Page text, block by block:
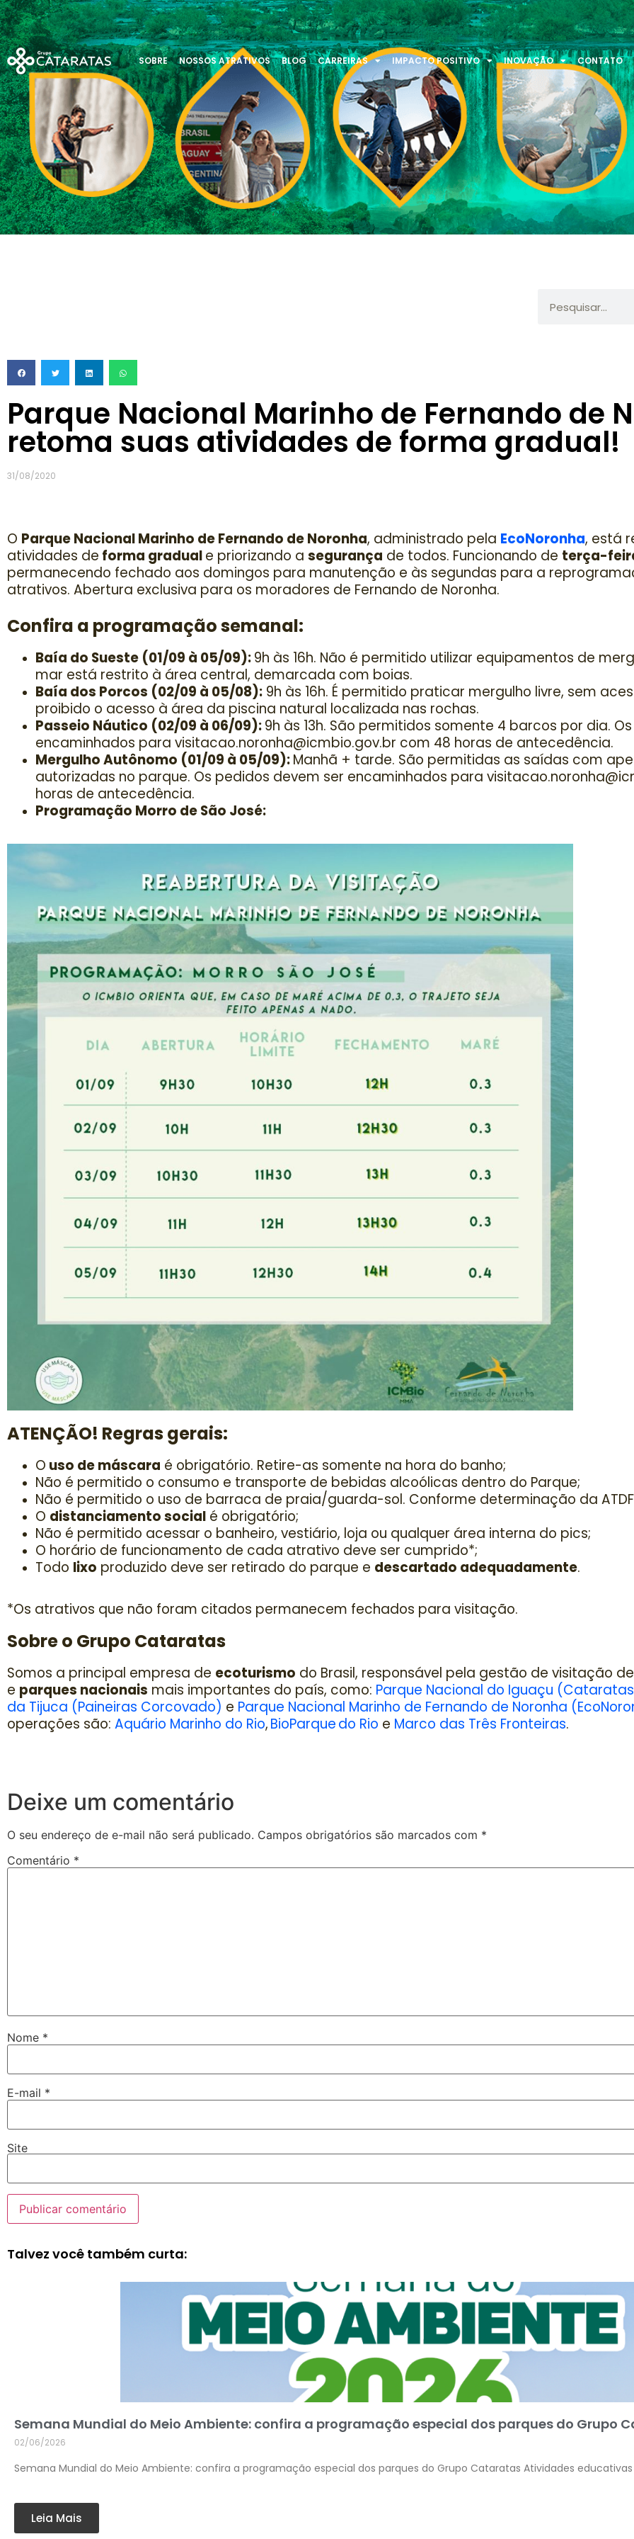
SOBRE NOSSOS ATRATIVOS BLOG CARREIRAS IMPACTO POSITIVO INOVAÇÃO CONTATO
Parque Nacional Marinho de Fernando de
retoma suas atividades de forma gradual!
31/08/2020
O Parque Nacional Marinho de Fernando de Noronha, administrado pela EcoNoronha, está
atividades de forma graduale priorizando a segurança de todos. Funcionando de terça-
permanecendo fechado aos domingos para manutenção e às segundas para a
atrativos. Abertura exclusiva para os moradores de Fernando de Noronha.
Confira a programação semanal:
Baía do Sueste (01/09 à 05/09):9h às 16h. Não é permitido utilizar equipamentos de
mar está restrito à área central, demarcada com boias.
Baía dos Porcos (02/09 à 05/08): 9h às 16h. É permitido praticar mergulho livre, sem
proibido o acesso à área da piscina natural localizada nas rochas.
Passeio Náutico (02/09 à 06/09):9h às 13h. São permitidos somente 4 barcos por dia.
encaminhados para visitacao.noronha@icmbio.gov.br com 48 horas de antecedência.
Mergulho Autônomo (01/09 à 05/09):Manhã + tarde. São permitidas as saídas com
autorizadas no parque. Os pedidos devem ser encaminhados para
horas de antecedência.
Programação Morro de São José:
ATENÇÃO! Regras gerais:
O uso de máscara é obrigatório. Retire-as somente na hora do banho;
Não é permitido o consumo e transporte de bebidas alcoólicas dentro do Parque;
Não é permitido o uso de barraca de praia/guarda-sol. Conforme determinação da
O distanciamento social é obrigatório;
Não é permitido acessar o banheiro, vestiário, loja ou qualquer área interna do pics;
O horário de funcionamento de cada atrativo deve ser cumprido*;
Todo lixo produzido deve ser retirado do parque e descartado adequadamente.
*Os atrativos que não foram citados permanecem fechados para visitação.
Sobre o Grupo Cataratas
Somos a principal empresa de ecoturismo do Brasil, responsável pela gestão de visitação de
e parques nacionais mais importantes do país, como: Parque Nacional do Iguaçu
da Tijuca (Paineiras Corcovado) e Parque Nacional Marinho de Fernando de Noronha
operações são: Aquário Marinho do Rio,BioParque do Rio e Marco das Três Fronteiras.
Deixe um comentário
O seu endereço de e-mail não será publicado. Campos obrigatórios são marcados com *
Comentário *
Nome *
E-mail *
Site
Talvez você também curta:
Semana Mundial do Meio Ambiente: confira a programação especial dos parques do Grupo
02/06/2026
Semana Mundial do Meio Ambiente: confira a programação especial dos parques do Grupo Cataratas Atividades
Leia Mais